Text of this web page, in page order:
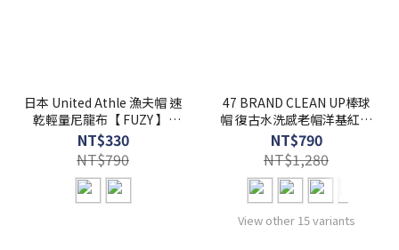
日本 United Athle 漁夫帽 速
乾輕量尼龍布【 FUZY 】-
UA9674
NT$330
NT$790
47 BRAND CLEAN UP棒球
帽 復古水洗感老帽洋基紅襪
道奇刺繡 - C204034
NT$790
NT$1,280
View other 15 variants